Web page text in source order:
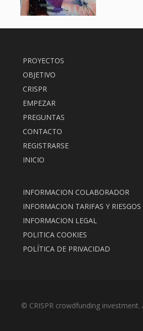
PROYECTOS
OBJETIVO
CRISPR
EMPEZAR
PREGUNTAS
CONTACTO
REGISTRARSE
INICIO
INFORMACION COLABORADOR
INFORMACION TARIFAS Y RIESGOS
INFORMACION LEGAL
POLITICA COOKIES
POLÍTICA DE PRIVACIDAD
© CRISPR crowdfunding investment.